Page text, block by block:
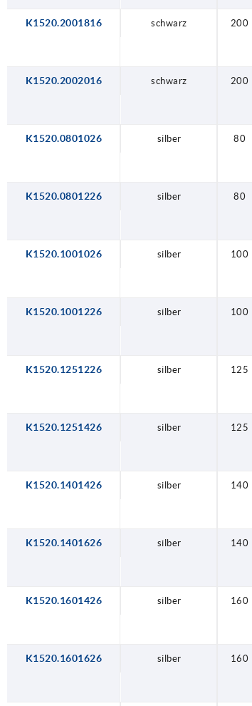
K1520.2001816 schwarz 200
K1520.2002016 schwarz 200
K1520.0801026 silber 80
K1520.0801226 silber 80
K1520.1001026 silber 100
K1520.1001226 silber 100
K1520.1251226 silber 125
K1520.1251426 silber 125
K1520.1401426 silber 140
K1520.1401626 silber 140
K1520.1601426 silber 160
K1520.1601626 silber 160